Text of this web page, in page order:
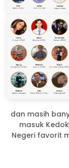
dan masih
masuk
Negeri favorit